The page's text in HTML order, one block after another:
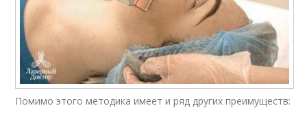
Помимо этого методика имеет и ряд других преимуществ: